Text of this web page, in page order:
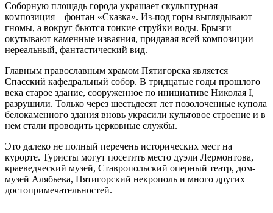
Соборную площадь города украшает скульптурная
композиция – фонтан «Сказка». Из-под горы выглядывают
гномы, а вокруг бьются тонкие струйки воды. Брызги
окутывают каменные изваяния, придавая всей композиции
нереальный, фантастический вид.
Главным православным храмом Пятигорска является
Спасский кафедральный собор. В тридцатые годы прошлого
века старое здание, сооруженное по инициативе Николая I,
разрушили. Только через шестьдесят лет позолоченные купола
белокаменного здания вновь украсили культовое строение и в
нем стали проводить церковные службы.
Это далеко не полный перечень исторических мест на
курорте. Туристы могут посетить место дуэли Лермонтова,
краеведческий музей, Ставропольский оперный театр, дом-
музей Алябьева, Пятигорский некрополь и много других
достопримечательностей.